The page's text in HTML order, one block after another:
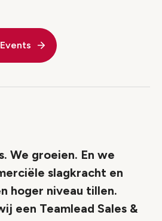
We groeien. En we
slagkracht en
hoger niveau tillen.
een Teamlead Sales &